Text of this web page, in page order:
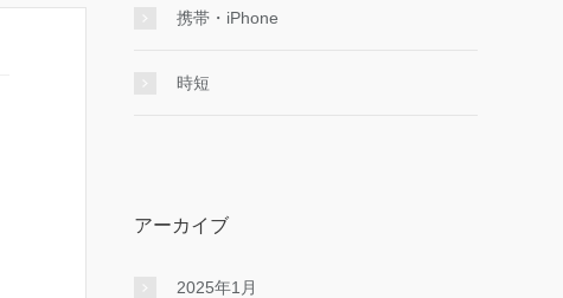
携帯・iPhone
時短
アーカイブ
2025年1月